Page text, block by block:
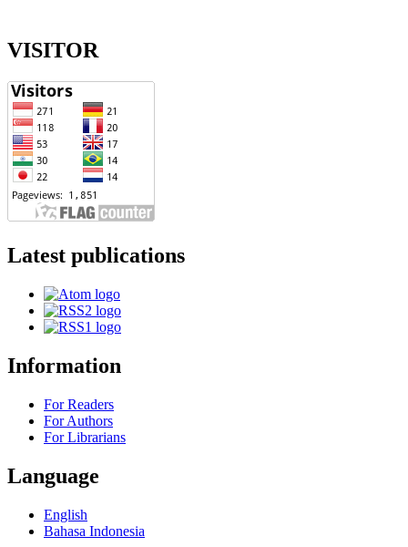
VISITOR
Latest publications
Information
For Readers
For Authors
For Librarians
Language
English
Bahasa Indonesia